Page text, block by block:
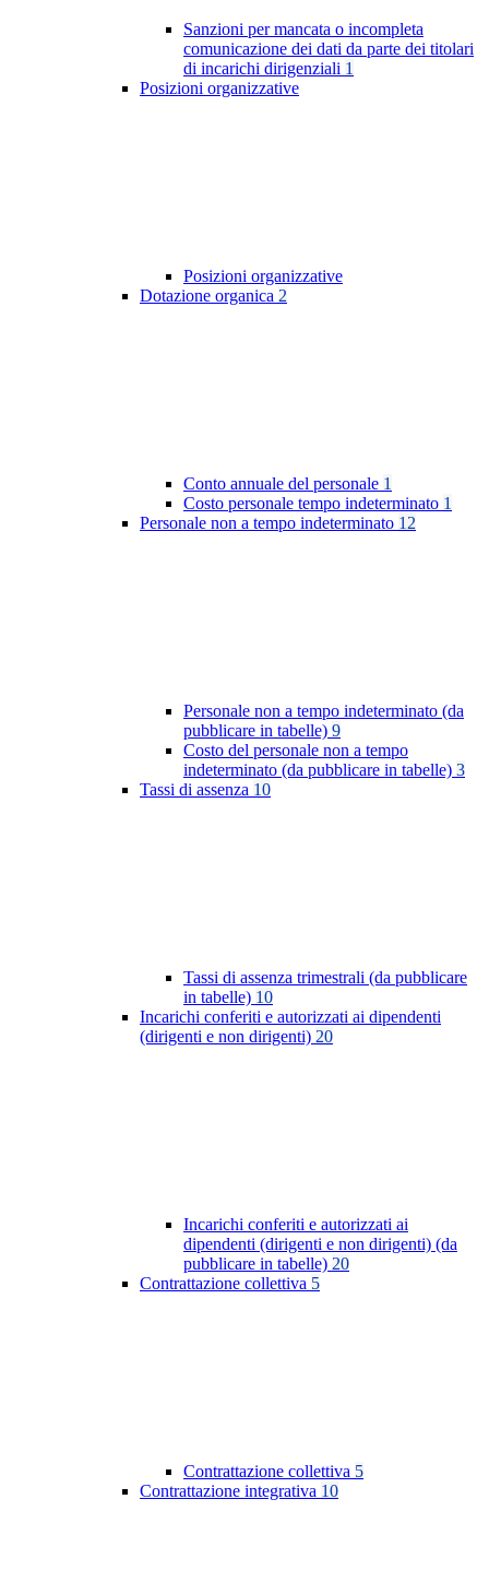
Sanzioni per mancata o incompleta
comunicazione dei dati da parte dei titolari
di incarichi dirigenziali 1
Posizioni organizzative
Posizioni organizzative
Dotazione organica 2
Conto annuale del personale 1
Costo personale tempo indeterminato 1
Personale non a tempo indeterminato 12
Personale non a tempo indeterminato (da
pubblicare in tabelle) 9
Costo del personale non a tempo
indeterminato (da pubblicare in tabelle) 3
Tassi di assenza 10
Tassi di assenza trimestrali (da pubblicare
in tabelle) 10
Incarichi conferiti e autorizzati ai dipendenti
(dirigenti e non dirigenti) 20
Incarichi conferiti e autorizzati ai
dipendenti (dirigenti e non dirigenti) (da
pubblicare in tabelle) 20
Contrattazione collettiva 5
Contrattazione collettiva 5
Contrattazione integrativa 10